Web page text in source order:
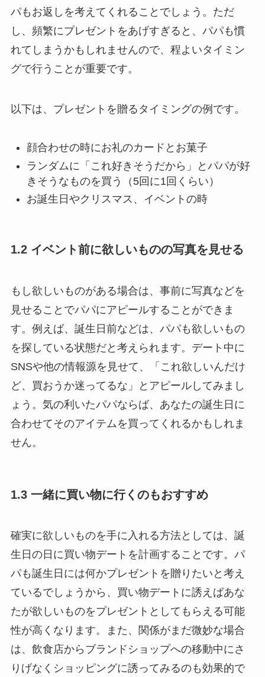
パもお返しを考えてくれることでしょう。ただ
し、頻繁にプレゼントをあげすぎると、パパも慣
れてしまうかもしれませんので、程よいタイミン
グで行うことが重要です。
以下は、プレゼントを贈るタイミングの例です。
顔合わせの時にお礼のカードとお菓子
ランダムに「これ好きそうだから」とパパが好
きそうなものを買う（5回に1回くらい）
お誕生日やクリスマス、イベントの時
1.2 イベント前に欲しいものの写真を見せる
もし欲しいものがある場合は、事前に写真などを
見せることでパパにアピールすることができま
す。例えば、誕生日前などは、パパも欲しいもの
を探している状態だと考えられます。デート中に
SNSや他の情報源を見せて、「これ欲しいんだけ
ど、買おうか迷ってるな」とアピールしてみまし
ょう。気の利いたパパならば、あなたの誕生日に
合わせてそのアイテムを買ってくれるかもしれま
せん。
1.3 一緒に買い物に行くのもおすすめ
確実に欲しいものを手に入れる方法としては、誕
生日の日に買い物デートを計画することです。パ
パも誕生日には何かプレゼントを贈りたいと考え
ているでしょうから、買い物デートに誘えばあな
たが欲しいものをプレゼントとしてもらえる可能
性が高くなります。また、関係がまだ微妙な場合
は、飲食店からブランドショップへの移動中にさ
りげなくショッピングに誘ってみるのも効果的で